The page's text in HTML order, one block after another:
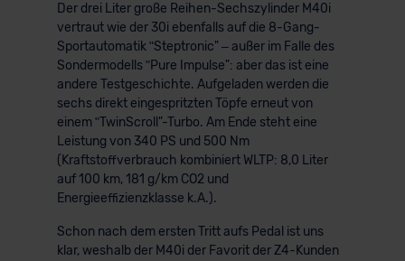
Der drei Liter große Reihen-Sechszylinder M40i
vertraut wie der 30i ebenfalls auf die 8-Gang-
Sportautomatik ʺSteptronic" – außer im Falle des
Sondermodells ʺPure Impulse": aber das ist eine
andere Testgeschichte. Aufgeladen werden die
sechs direkt eingespritzten Töpfe erneut von
einem ʺTwinScroll"-Turbo. Am Ende steht eine
Leistung von 340 PS und 500 Nm
(Kraftstoffverbrauch kombiniert WLTP: 8,0 Liter
auf 100 km, 181 g/km CO2 und
Energieeffizienzklasse k.A.).
Schon nach dem ersten Tritt aufs Pedal ist uns
klar, weshalb der M40i der Favorit der Z4-Kunden